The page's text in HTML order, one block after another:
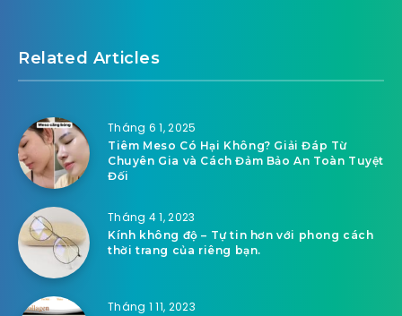
Related Articles
Tháng 6 1, 2025
Tiêm Meso Có Hại Không? Giải Đáp Từ
Chuyên Gia và Cách Đảm Bảo An Toàn Tuyệt
Đối
Tháng 4 1, 2023
Kính không độ – Tự tin hơn với phong cách
thời trang của riêng bạn.
Tháng 1 11, 2023